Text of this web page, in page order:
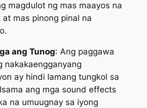
magdulot ng mas maayos na
at mas pinong pinal na
ang Tunog: Ang paggawa
nakakaengganyang
ay hindi lamang tungkol sa
ang mga sound effects
na umuugnay sa iyong